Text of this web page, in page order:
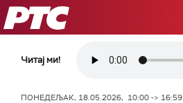
РТС
Читај ми!
ПОНЕДЕЉАК, 18.05.2026, 10:00 -> 16:59